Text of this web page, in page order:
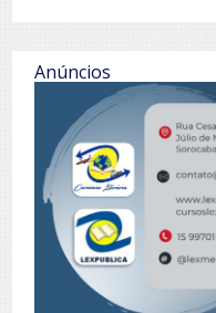
Anúncios